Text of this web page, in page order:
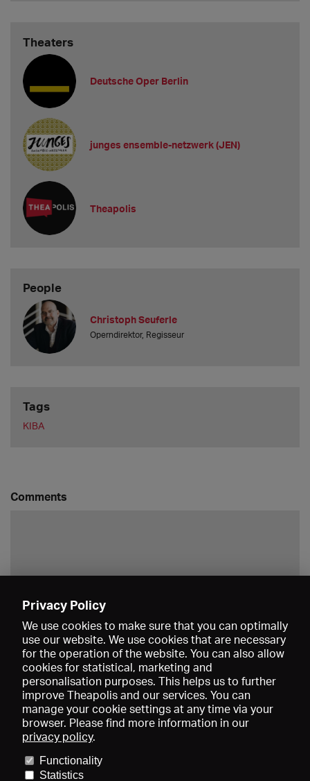
Theaters
Deutsche Oper Berlin
junges ensemble-netzwerk (JEN)
Theapolis
People
Christoph Seuferle
Operndirektor, Regisseur
Tags
KIBA
Comments
About us
Imprint
Privacy Policy
We use cookies to make sure that you can optimally
use our website. We use cookies that are necessary
for the operation of the website. You can also allow
cookies for statistical, marketing and
personalisation purposes. This helps us to further
improve Theapolis and our services. You can
manage your cookie settings at any time via your
browser. Please find more information in our
privacy policy.
Functionality
Statistics